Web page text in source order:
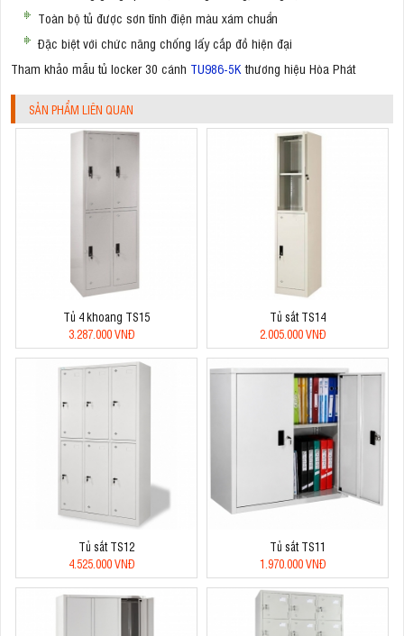
Toàn bộ tủ được sơn tĩnh điện màu xám chuẩn
Đặc biệt với chức năng chống lấy cắp đồ hiện đại
Tham khảo mẫu tủ locker 30 cánh TU986-5K thương hiệu Hòa Phát
SẢN PHẨM LIÊN QUAN
Tủ 4 khoang TS15
3.287.000 VNĐ
Tủ sắt TS14
2.005.000 VNĐ
Tủ sắt TS12
4.525.000 VNĐ
Tủ sắt TS11
1.970.000 VNĐ